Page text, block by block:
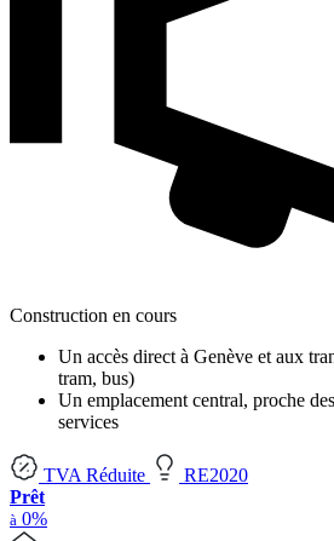
Construction en cours
Un accès direct à Genève et aux
tram, bus)
Un emplacement central, proche
services
TVA Réduite
RE2020
Prêt
à 0%